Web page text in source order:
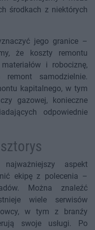
środkach z niektórych
jego granice –
że koszty remontu
i robociznę,
samodzielnie.
kapitalnego, w tym
gazowej, konieczne
odpowiednie
aspekt
ekipę z polecenia –
Można znaleźć
wiele serwisów
w tym z branźy
swoje usługi. Po